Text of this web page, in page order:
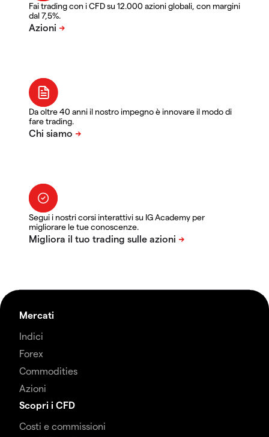
Fai trading con i CFD su 12.000 azioni globali, con margini
dal 7,5%.
Da oltre 40 anni il nostro impegno è innovare il modo di
fare trading.
Segui i nostri corsi interattivi su IG Academy per
migliorare le tue conoscenze.
Mercati
Indici
Forex
Commodities
Azioni
Scopri i CFD
Costi e commissioni